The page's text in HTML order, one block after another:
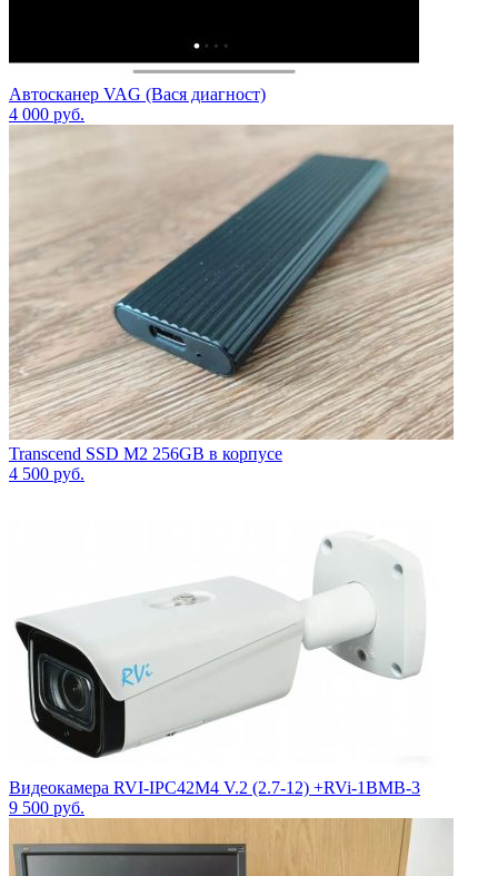
Автосканер VAG (Вася диагност)
4 000 руб.
Transcend SSD M2 256GB в корпусе
4 500 руб.
Видеокамера RVI-IPC42M4 V.2 (2.7-12) +RVi-1BMB-3
9 500 руб.